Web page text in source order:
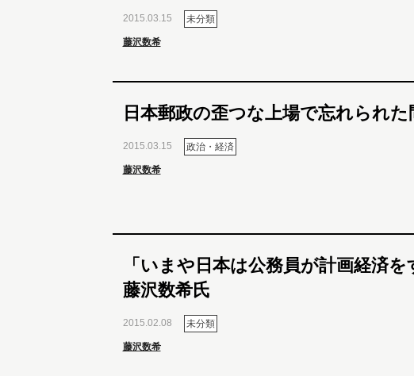
2015.03.15 未分類
藤沢数希
日本郵政の歪つな上場で忘れられた
2015.03.15 政治・経済
藤沢数希
「いまや日本は公務員が計画経済を
藤沢数希氏
2015.02.08 未分類
藤沢数希